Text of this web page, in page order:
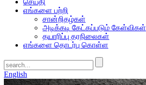
செய்தி
எங்களை பற்றி
சான்றிதழ்கள்
அடிக்கடி கேட்கப்படும் கேள்விகள்
தயாரிப்பு தரநிலைகள்
எங்களை தொடர்பு கொள்ள
English